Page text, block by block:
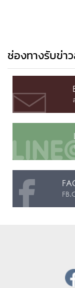
ช่องทางรับข่า